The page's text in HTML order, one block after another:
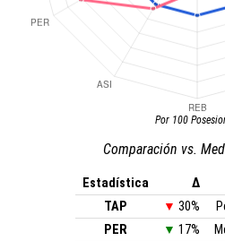
Por 100
Comparación vs.
Estadística Δ
TAP
▼ 30%
PER
▼ 17%